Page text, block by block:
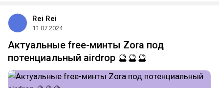
Rei Rei
11.07.2024
Актуальные free-минты Zora под
потенциальный airdrop 🔮🔮🔮